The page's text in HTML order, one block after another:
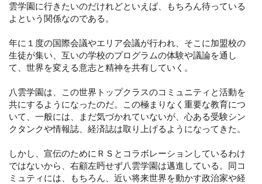
雲学園に行きたいのだけれどといえば、もちろん待っている
よという関係なのである。
年に１度の国際会議やエリア会議が行われ、そこに加盟校の
生徒が集い、互いの学校のプログラムの体験や議論を通し
て、世界を変える意志と精神を共有していく。
八雲学園は、この世界トップクラスのコミュニティと活動を
共にするようになったのだ。この極まりなく重要な教育につ
いて、一般には、まだ気づかれていないが、心ある受験シン
クタンクや情報誌、経済誌は取り上げるようになってきた。
しかし、宣伝のためにＲＳとコラボレーションしているわけ
ではないから、右顧左眄せず八雲学園は邁進している。同コ
ミュティには、もちろん、近い将来世界を動かす政治家や経